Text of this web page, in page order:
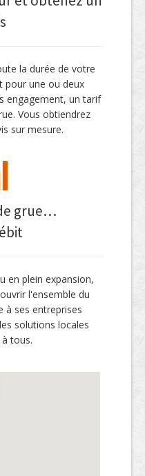
la durée de votre
pour une ou deux
engagement, un tarif
Vous obtiendrez
sur mesure.
grue…
en plein expansion,
l'ensemble du
à ses entreprises
solutions locales
tous.